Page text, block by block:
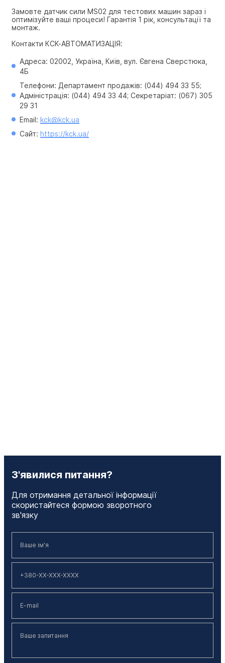
Замовте датчик сили MS02 для тестових машин зараз і
оптимізуйте ваші процеси! Гарантія 1 рік, консультації та
монтаж.
Контакти КСК-АВТОМАТИЗАЦІЯ:
Адреса: 02002, Україна, Київ, вул. Євгена Сверстюка,
4Б
Телефони: Департамент продажів: (044) 494 33 55;
Адміністрація: (044) 494 33 44; Секретаріат: (067) 305
29 31
Email: kck@kck.ua
Сайт: https://kck.ua/
З'явилися питання?
Для отримання детальної інформації
скористайтеся формою зворотного
зв'язку